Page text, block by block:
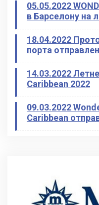
05.05.2022
в Барселону на
18.04.2022
порта
14.03.2022
Caribbean 2022
09.03.2022
Caribbean